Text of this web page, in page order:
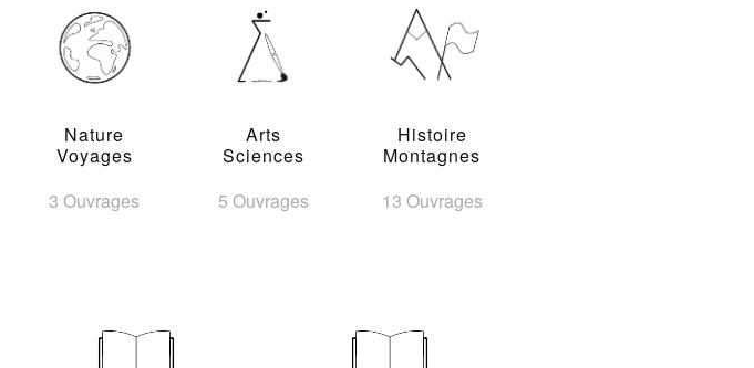
Nature
Voyages
3 Ouvrages
Arts
Sciences
5 Ouvrages
Histoire
Montagnes
13 Ouvrages